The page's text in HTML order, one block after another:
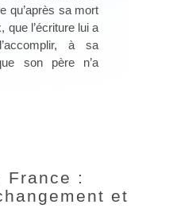
qu’après sa mort
que l’écriture lui a
à sa
son père n’a
France :
et